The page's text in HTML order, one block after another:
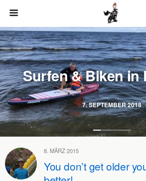
7. SEPTEMBER 2018
Surfen & Biken in
8. MÄRZ 2015
You don’t get older